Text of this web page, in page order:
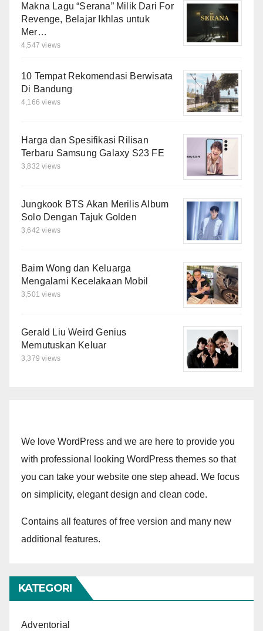
Makna Lagu “Serana” Milik Dari For
Revenge, Belajar Ikhlas untuk
Mer…
4,547 views
10 Tempat Rekomendasi Berwisata
Di Bandung
4,166 views
Harga dan Spesifikasi Rilisan
Terbaru Samsung Galaxy S23 FE
3,832 views
Jungkook BTS Akan Merilis Album
Solo Dengan Tajuk Golden
3,642 views
Baim Wong dan Keluarga
Mengalami Kecelakaan Mobil
3,501 views
Gerald Liu Weird Genius
Memutuskan Keluar
3,379 views
We love WordPress and we are here to provide you
with professional looking WordPress themes so that
you can take your website one step ahead. We focus
on simplicity, elegant design and clean code.
Contains all features of free version and many new
additional features.
KATEGORI
Adventorial